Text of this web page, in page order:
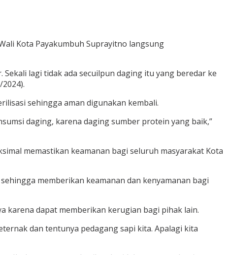
Kota Payakumbuh Suprayitno langsung
lagi tidak ada secuilpun daging itu yang beredar ke
sehingga aman digunakan kembali.
daging, karena daging sumber protein yang baik,”
memastikan keamanan bagi seluruh masyarakat Kota
memberikan keamanan dan kenyamanan bagi
karena dapat memberikan kerugian bagi pihak lain.
dan tentunya pedagang sapi kita. Apalagi kita